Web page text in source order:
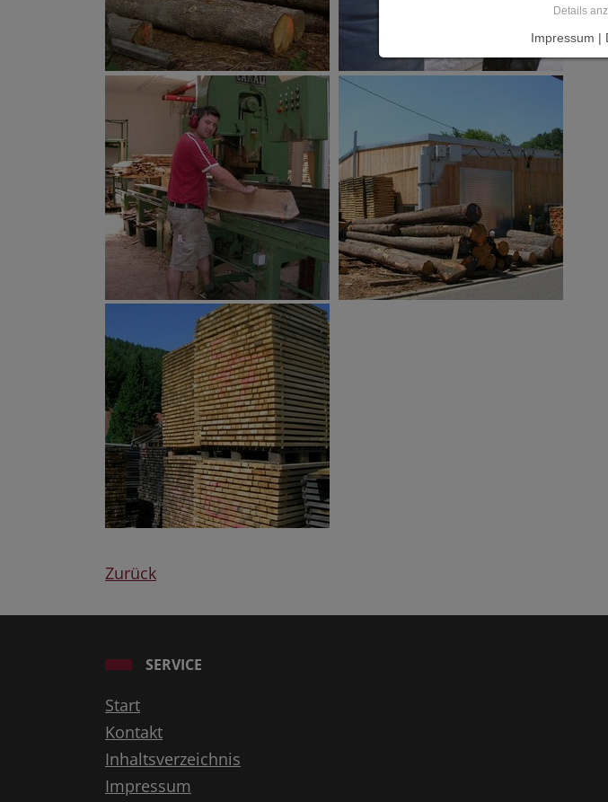
Zurück
SERVICE
Start
Kontakt
Inhaltsverzeichnis
Impressum
Details
Impressum |